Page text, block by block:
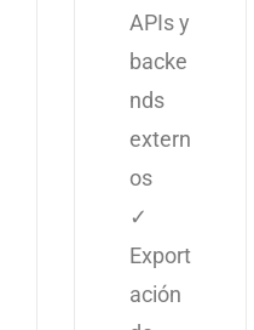
APIs y
backe
nds
extern
os
✓
Export
ación